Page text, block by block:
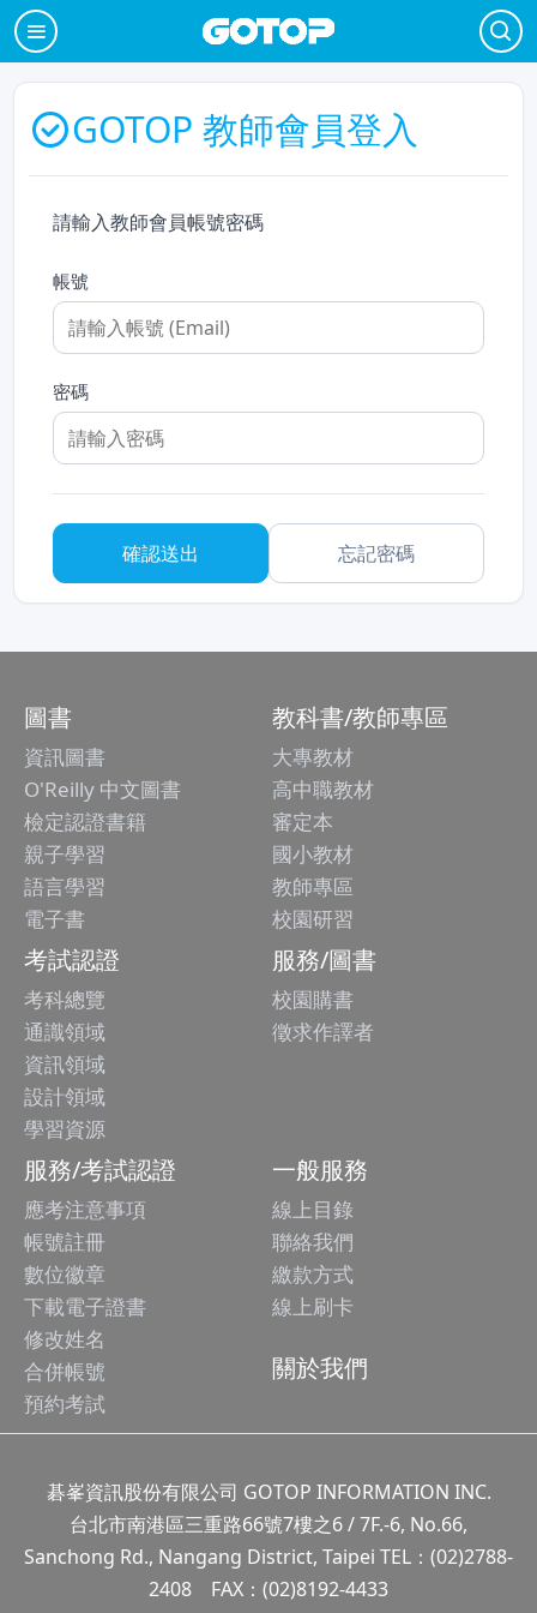
GOTOP 教師會員登入
請輸入教師會員帳號密碼
帳號
密碼
忘記密碼
圖書
資訊圖書
O'Reilly 中文圖書
檢定認證書籍
親子學習
語言學習
電子書
教科書/教師專區
大專教材
高中職教材
審定本
國小教材
教師專區
校園研習
考試認證
考科總覽
通識領域
資訊領域
設計領域
學習資源
服務/圖書
校園購書
徵求作譯者
服務/考試認證
應考注意事項
帳號註冊
數位徽章
下載電子證書
修改姓名
合併帳號
預約考試
一般服務
線上目錄
聯絡我們
繳款方式
線上刷卡
關於我們
碁峯資訊股份有限公司 GOTOP INFORMATION INC.
台北市南港區三重路66號7樓之6 / 7F.-6, No.66,
Sanchong Rd., Nangang District, Taipei TEL：(02)2788-
2408 FAX：(02)8192-4433